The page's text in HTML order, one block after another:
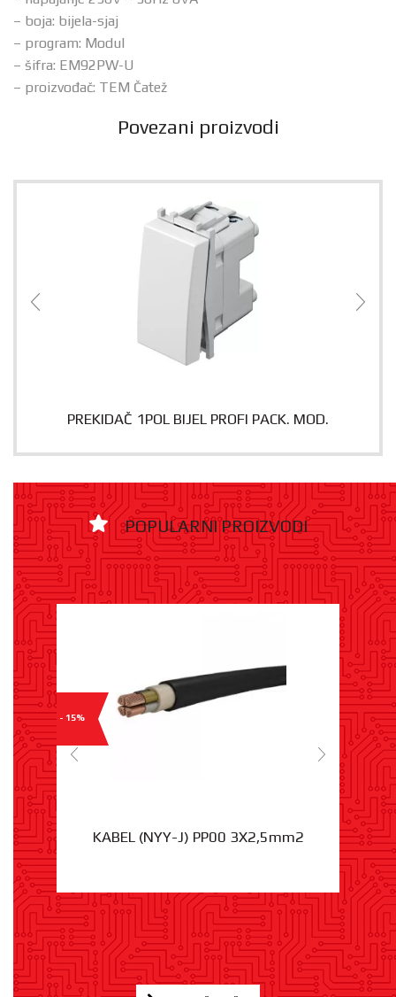
– boja: bijela-sjaj
– program: Modul
– šifra: EM92PW-U
– proizvođač: TEM Čatež
Povezani proizvodi
PREKIDAČ 1POL BIJEL PROFI PACK. MOD.
POPULARNI PROIZVODI
- 15%
KABEL (NYY-J) PP00 3X2,5mm2